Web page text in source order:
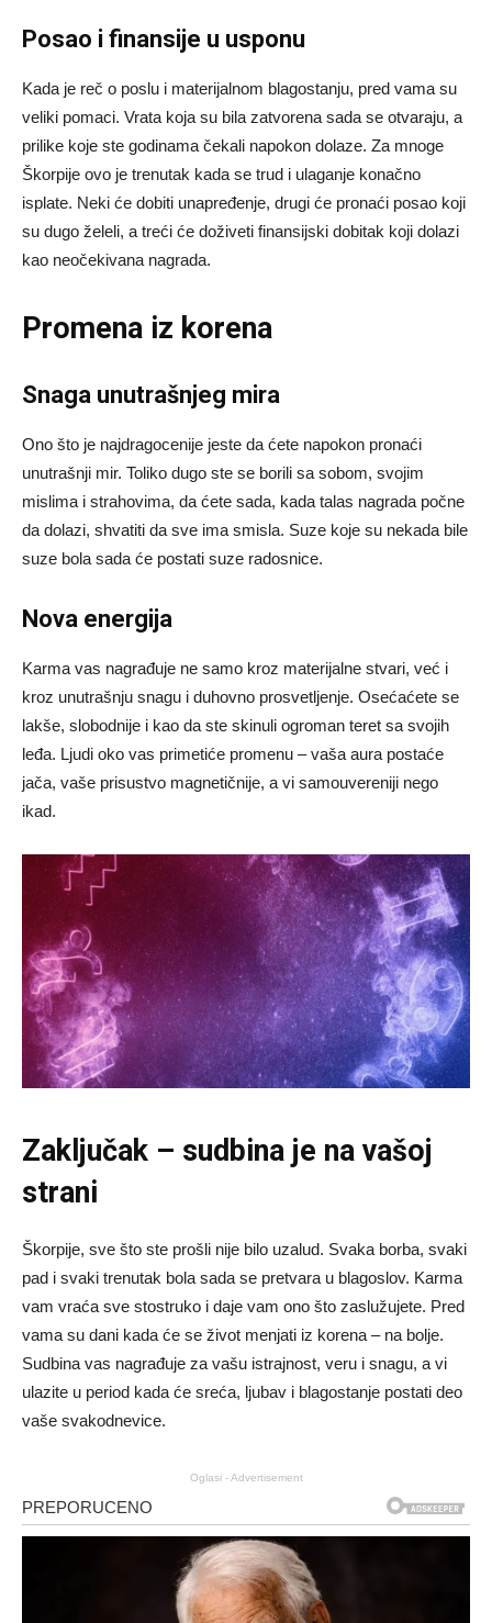
Posao i finansije u usponu
Kada je reč o poslu i materijalnom blagostanju, pred vama su
veliki pomaci. Vrata koja su bila zatvorena sada se otvaraju, a
prilike koje ste godinama čekali napokon dolaze. Za mnoge
Škorpije ovo je trenutak kada se trud i ulaganje konačno
isplate. Neki će dobiti unapređenje, drugi će pronaći posao koji
su dugo želeli, a treći će doživeti finansijski dobitak koji dolazi
kao neočekivana nagrada.
Promena iz korena
Snaga unutrašnjeg mira
Ono što je najdragocenije jeste da ćete napokon pronaći
unutrašnji mir. Toliko dugo ste se borili sa sobom, svojim
mislima i strahovima, da ćete sada, kada talas nagrada počne
da dolazi, shvatiti da sve ima smisla. Suze koje su nekada bile
suze bola sada će postati suze radosnice.
Nova energija
Karma vas nagrađuje ne samo kroz materijalne stvari, već i
kroz unutrašnju snagu i duhovno prosvetljenje. Osećaćete se
lakše, slobodnije i kao da ste skinuli ogroman teret sa svojih
leđa. Ljudi oko vas primetiće promenu – vaša aura postaće
jača, vaše prisustvo magnetičnije, a vi samouvereniji nego
ikad.
Zaključak – sudbina je na vašoj
strani
Škorpije, sve što ste prošli nije bilo uzalud. Svaka borba, svaki
pad i svaki trenutak bola sada se pretvara u blagoslov. Karma
vam vraća sve stostruko i daje vam ono što zaslužujete. Pred
vama su dani kada će se život menjati iz korena – na bolje.
Sudbina vas nagrađuje za vašu istrajnost, veru i snagu, a vi
ulazite u period kada će sreća, ljubav i blagostanje postati deo
vaše svakodnevice.
Oglasi - Advertisement